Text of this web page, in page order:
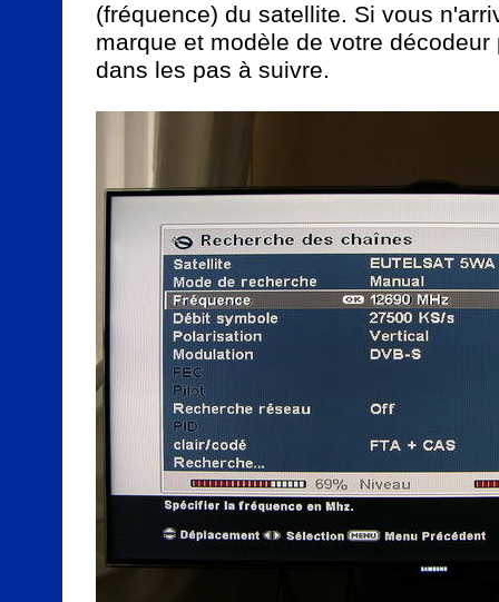
(fréquence) du satellite. Si vous
marque et modèle de votre
dans les pas à suivre.